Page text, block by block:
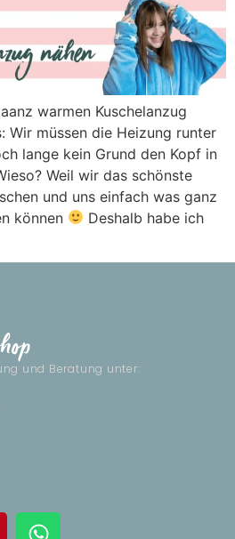
warmen Kuschelanzug
Wir müssen die Heizung runter
lange kein Grund den Kopf in
Weil wir das schönste
und uns einfach was ganz
können
Deshalb habe ich
und Beratung unter: